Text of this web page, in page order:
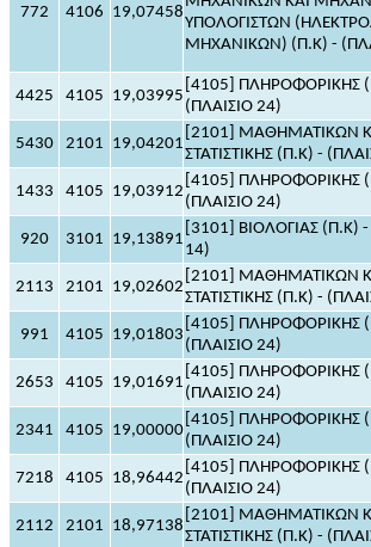
772 4106 19,07458
ΥΠΟΛΟΓΙΣΤΩΝ
ΜΗΧΑΝΙΚΩΝ) (Π.Κ) -
4425 4105 19,03995
[4105] ΠΛΗΡΟΦΟΡΙΚΗΣ
(ΠΛΑΙΣΙΟ 24)
5430 2101 19,04201
[2101] ΜΑΘΗΜΑΤΙΚΩΝ
ΣΤΑΤΙΣΤΙΚΗΣ (Π.Κ) -
1433 4105 19,03912
[4105] ΠΛΗΡΟΦΟΡΙΚΗΣ
(ΠΛΑΙΣΙΟ 24)
920 3101 19,13891
[3101] ΒΙΟΛΟΓΙΑΣ (Π.Κ)
14)
2113 2101 19,02602
[2101] ΜΑΘΗΜΑΤΙΚΩΝ
ΣΤΑΤΙΣΤΙΚΗΣ (Π.Κ) -
991 4105 19,01803
[4105] ΠΛΗΡΟΦΟΡΙΚΗΣ
(ΠΛΑΙΣΙΟ 24)
2653 4105 19,01691
[4105] ΠΛΗΡΟΦΟΡΙΚΗΣ
(ΠΛΑΙΣΙΟ 24)
2341 4105 19,00000
[4105] ΠΛΗΡΟΦΟΡΙΚΗΣ
(ΠΛΑΙΣΙΟ 24)
7218 4105 18,96442
[4105] ΠΛΗΡΟΦΟΡΙΚΗΣ
(ΠΛΑΙΣΙΟ 24)
2112 2101 18,97138
[2101] ΜΑΘΗΜΑΤΙΚΩΝ
ΣΤΑΤΙΣΤΙΚΗΣ (Π.Κ) -